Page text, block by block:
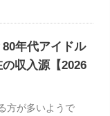
年代アイドル
収入源【2026
方が多いようで